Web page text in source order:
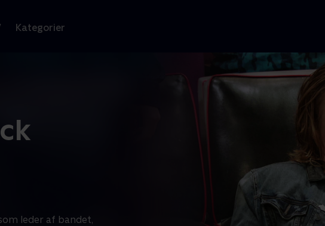
Kategorier
leder af bandet,